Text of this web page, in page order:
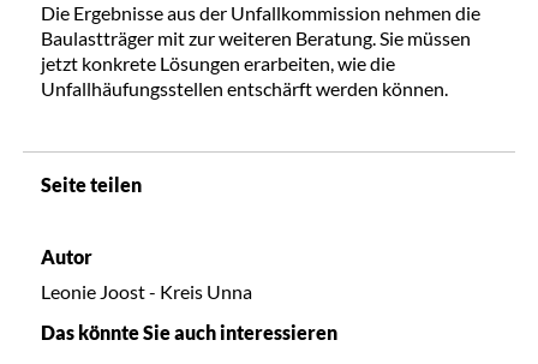
Die Ergebnisse aus der Unfallkommission nehmen die
Baulastträger mit zur weiteren Beratung. Sie müssen
jetzt konkrete Lösungen erarbeiten, wie die
Unfallhäufungsstellen entschärft werden können.
Seite teilen
Autor
Leonie Joost - Kreis Unna
Das könnte Sie auch interessieren